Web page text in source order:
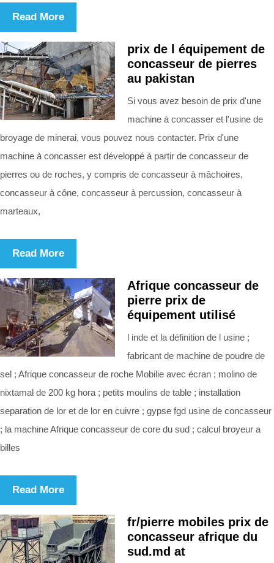
Read More
prix de l équipement de
concasseur de pierres
au pakistan
Si vous avez besoin de prix d'une
machine à concasser et l'usine de
broyage de minerai, vous pouvez nous contacter. Prix d'une
machine à concasser est développé à partir de concasseur de
pierres ou de roches, y compris de concasseur à mâchoires,
concasseur à cône, concasseur à percussion, concasseur à
marteaux,
Read More
Afrique concasseur de
pierre prix de
équipement utilisé
l inde et la définition de l usine ;
fabricant de machine de poudre de
sel ; Afrique concasseur de roche Mobilie avec écran ; molino de
nixtamal de 200 kg hora ; petits moulins de table ; installation
separation de lor et de lor en cuivre ; gypse fgd usine de concasseur
; la machine Afrique concasseur de core du sud ; calcul broyeur a
billes
Read More
fr/pierre mobiles prix de
concasseur afrique du
sud.md at